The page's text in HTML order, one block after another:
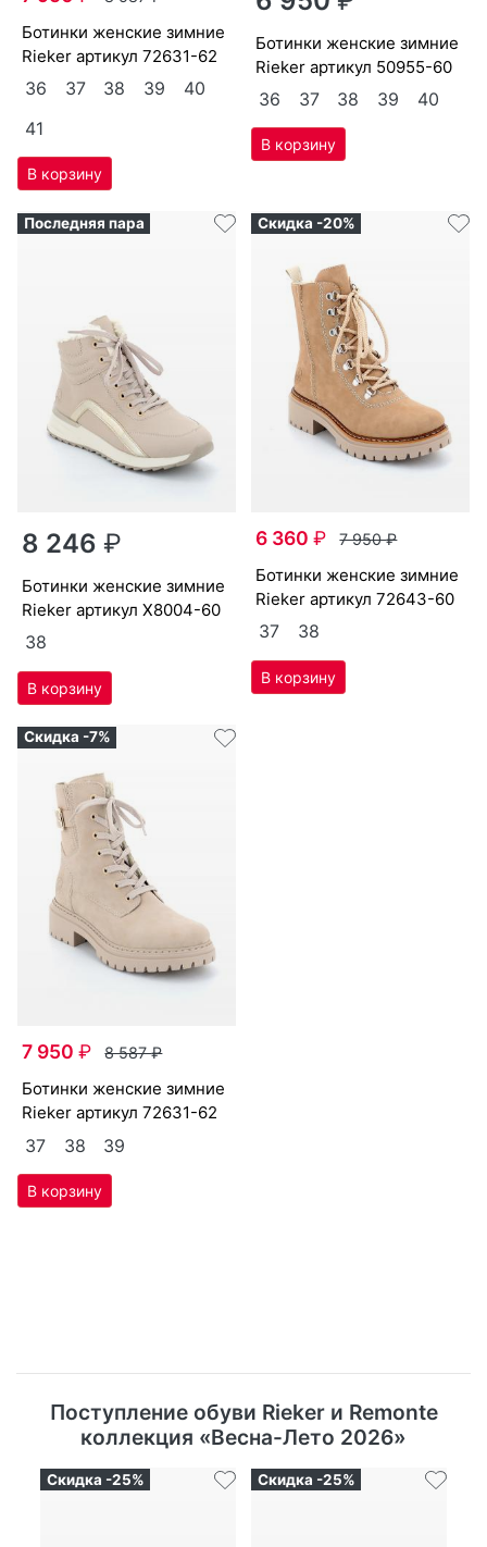
бо­тин­ки женс­кие зим­ние
Ri­eker артикул72631-62
36 37 38 39
40
41
бо­тин­ки женс­кие зим­ние
Ri­eker артикул 50955-60
36 37 38 39 40
Последняя пара
8 246₽
бо­тин­ки женс­кие зим­ние
Ri­eker артикулX8004-60
38
Скидка -20%
6 360₽ 7 950₽
бо­тин­ки женс­кие зим­ние
Ri­eker артикул72643-60
37 38
Скидка -7%
7 950₽ 8 587₽
бо­тин­ки женс­кие зим­ние
Ri­eker артикул72631-62
37 38 39
Поступление обуви Rieker и Remonte
коллекция «Весна-Лето 2026»
Скидка -25% Скидка -25%